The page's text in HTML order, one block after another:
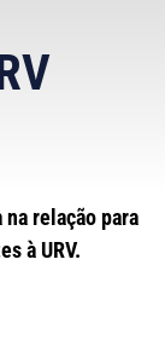
relação para
à URV.